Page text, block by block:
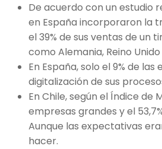
De acuerdo con un estudio
en España incorporaron la
el 39% de sus ventas de un
como Alemania, Reino
En España, solo el 9% de
digitalización de sus
En Chile, según el Índice de
empresas grandes y el
Aunque las expectativas
hacer.